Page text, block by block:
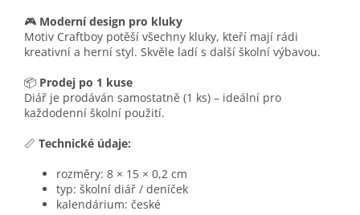
🎮 Moderní design pro kluky
Motiv Craftboy potěší všechny kluky, kteří mají rádi
kreativní a herní styl. Skvěle ladí s další školní výbavou.
📦 Prodej po 1 kuse
Diář je prodáván samostatně (1 ks) – ideální pro
každodenní školní použití.
📏 Technické údaje:
rozměry: 8 × 15 × 0,2 cm
typ: školní diář / deníček
kalendárium: české